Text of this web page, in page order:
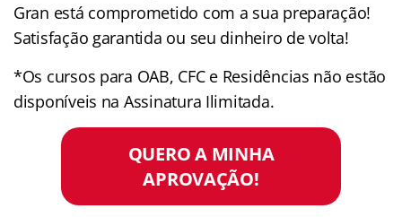
Gran está comprometido com a sua preparação!
Satisfação garantida ou seu dinheiro de volta!
*Os cursos para OAB, CFC e Residências não estão
disponíveis na Assinatura Ilimitada.
QUERO A MINHA
APROVAÇÃO!